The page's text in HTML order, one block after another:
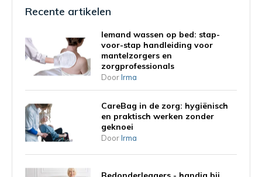
Recente artikelen
Iemand wassen op bed: stap-
voor-stap handleiding voor
mantelzorgers en
zorgprofessionals
DoorIrma
CareBag in de zorg: hygiënisch
en praktisch werken zonder
geknoei
DoorIrma